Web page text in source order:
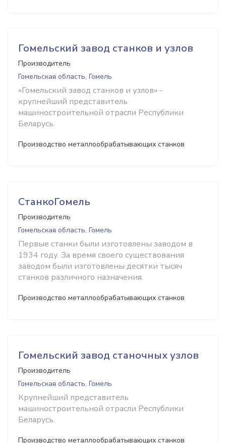
Гомельский завод станков и узлов
Производитель
Гомельская область, Гомель
«Гомельский завод станков и узлов» -
крупнейший представитель
машиностроительной отрасли Республики
Беларусь.
Производство металлообрабатывающих станков
СтанкоГомель
Производитель
Гомельская область, Гомель
Первые станки были изготовлены заводом в
1934 году. За время своего существования
заводом были изготовлены десятки тысяч
станков различного назначения.
Производство металлообрабатывающих станков
Гомельский завод станочных узлов
Производитель
Гомельская область, Гомель
Крупнейший представитель
машиностроительной отрасли Республики
Беларусь.
Производство металлообрабатывающих станков